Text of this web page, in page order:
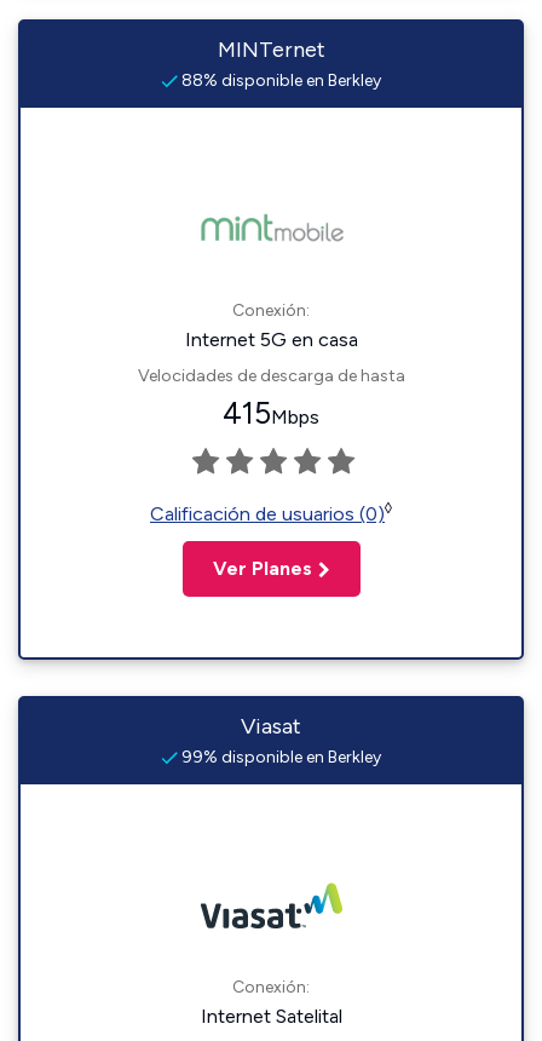
MINTernet
88% disponible en Berkley
Conexión:
Internet 5G en casa
Velocidades de descarga de hasta
415Mbps
Calificación de usuarios (0)◊
Ver Planes
Viasat
99% disponible en Berkley
Conexión:
Internet Satelital